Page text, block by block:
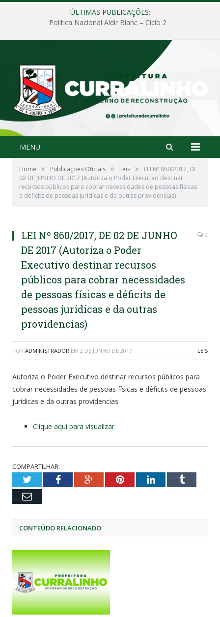
ÚLTIMAS PUBLICAÇÕES:
Política Nacional Aldir Blanc – Ciclo 2
MENU
Home » Publicações Oficiais » Leis »
LEI Nº 860/2017, DE
02 DE JUNHO DE 2017 (Autoriza o Poder Executivo destinar
recursos públicos para cobrar necessidades de pessoas físicas
e déficits de pessoas jurídicas e da outras providencias)
LEI Nº 860/2017, DE 02 DE JUNHO
DE 2017 (Autoriza o Poder
Executivo destinar recursos
públicos para cobrar necessidades
de pessoas físicas e déficits de
pessoas jurídicas e da outras
providencias)
0
POR ADMINISTRADOR EM 2 DE JUNHO DE 2017 LEIS
Autoriza o Poder Executivo destinar recursos públicos para
cobrar necessidades de pessoas físicas e déficits de pessoas
jurídicas e da outras providencias
Clique aqui para visualizar
COMPARTILHAR:
TwitterFacebookGoogle+PinterestLinkedInTumblr
Email
CONTEÚDO RELACIONADO